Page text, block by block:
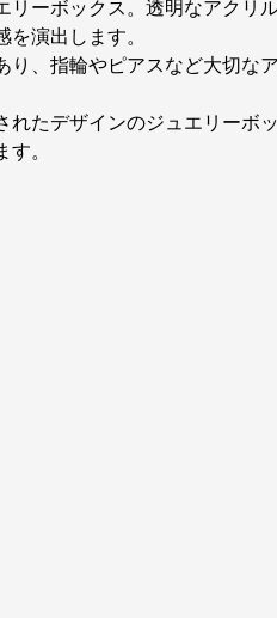
リーボックス。透明なアクリ
演出します。
り、指輪やピアスなど大切な
れたデザインのジュエリーボ
。